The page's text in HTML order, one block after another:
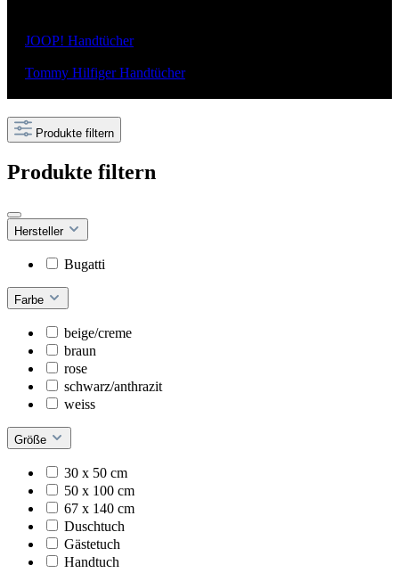
JOOP! Handtücher
Tommy Hilfiger Handtücher
Produkte filtern
Produkte filtern
Hersteller
Bugatti
Farbe
beige/creme
braun
rose
schwarz/anthrazit
weiss
Größe
30 x 50 cm
50 x 100 cm
67 x 140 cm
Duschtuch
Gästetuch
Handtuch